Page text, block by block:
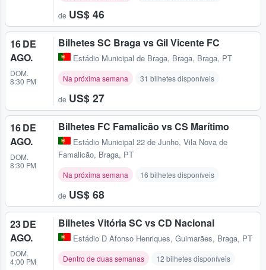
de US$ 46
16 DE
AGO.
DOM.
8:30 PM
Bilhetes SC Braga vs Gil Vicente FC
Estádio Municipal de Braga, Braga, Braga, PT
Na próxima semana 31 bilhetes disponíveis
de US$ 27
16 DE
AGO.
DOM.
8:30 PM
Bilhetes FC Famalicão vs CS Marítimo
Estádio Municipal 22 de Junho, Vila Nova de
Famalicão, Braga, PT
Na próxima semana 16 bilhetes disponíveis
de US$ 68
23 DE
AGO.
DOM.
4:00 PM
Bilhetes Vitória SC vs CD Nacional
Estádio D Afonso Henriques, Guimarães, Braga, PT
Dentro de duas semanas 12 bilhetes disponíveis